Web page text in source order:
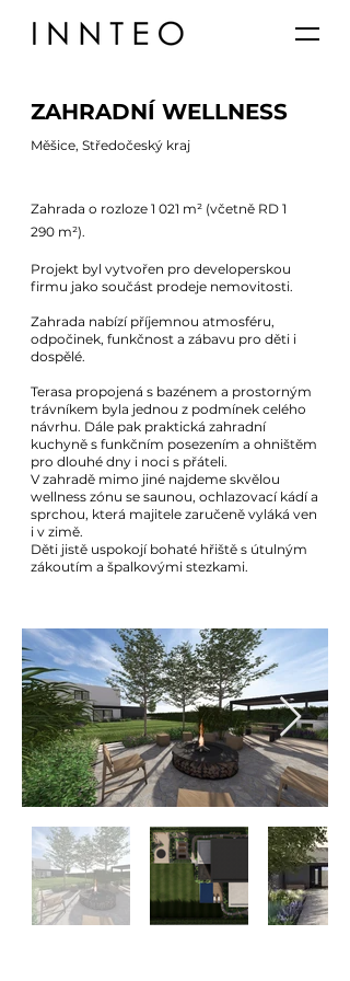
ZAHRADNÍ WELLNESS
Měšice, Středočeský kraj
Zahrada o rozloze 1 021 m² (včetně RD 1
290 m²).
Projekt byl vytvořen pro developerskou
firmu jako součást prodeje nemovitosti.
Zahrada nabízí příjemnou atmosféru,
odpočinek, funkčnost a zábavu pro děti i
dospělé.
Terasa propojená s bazénem a prostorným
trávníkem byla jednou z podmínek celého
návrhu. Dále pak praktická zahradní
kuchyně s funkčním posezením a ohništěm
pro dlouhé dny i noci s přáteli.
V zahradě mimo jiné najdeme skvělou
wellness zónu se saunou, ochlazovací kádí a
sprchou, která majitele zaručeně vyláká ven
i v zimě.
Děti jistě uspokojí bohaté hřiště s útulným
zákoutím a špalkovými stezkami.